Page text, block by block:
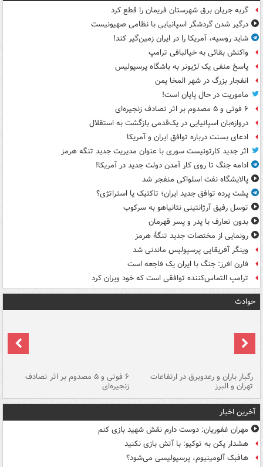
گربه جریان برق شهرستان فریمان را قطع کرد
درگیر شدن گردشگر اسپانیایی با نظامی صهیونیست
شاید روسیه، آمریکا را در ایران زمین‌گیر کند!
واکنش بقائی به خیالبافی ترامپ
پاسخ منفی یک لژیونر به باشگاه پرسپولیس
انفجار بزرگ در شهر المخا یمن
ماموریت در حال پایان است!
۶ فوتی و ۵ مصدوم بر اثر تصادف زنجیره‌ای
دروازه‌بان اسپانیایی در یک‌قدمی بازگشت به استقلال
ادعای بسنت درباره توافق ایران و آمریکا
اثر جدید کارتونیست سوری با عنوان مدیریت جدید تنگه هرمز
ادامه جنگ تا روی کار آمدن دولت جدید در آمریکا!
پالایشگاه نفت اسلواکی منفجر شد
پشت پرده توافق جدید ایران؛ تاکتیک یا استراتژی؟
توسل رفیق آرژانتینی نتانیاهو به سرکوب
بدون تعارف با پدر و پسر قهرمان
رونمایی از مختصات جدید تنگۀ هرمز
وینگر آفریقایی پرسپولیس ماندنی شد
فارن افرز: جنگ با ایران یک فاجعه است
ترامپ التماس‌کننده توافقی است که خود ویران کرد
حوادث
رگبار باران و رعدوبرق در ارتفاعات
تهران و البرز
۶ فوتی و ۵ مصدوم بر اثر تصادف
زنجیره‌ای
آخرین اخبار
مهران غفوریان: دوست دارم نقش شهید بازی کنم
هشدار پکن به توکیو: با آتش بازی نکنید
هافبک آلومینیوم، پرسپولیسی می‌شود؟